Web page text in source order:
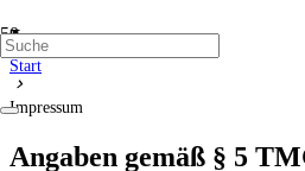
Impressum
Start
chevron_right
Impressum
Angaben gemäß § 5